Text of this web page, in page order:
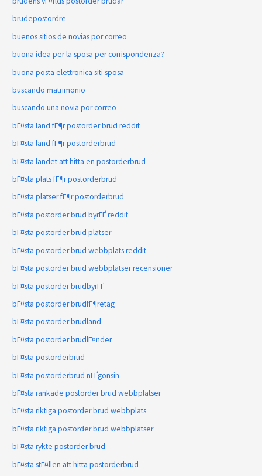
brudepostordre
buenos sitios de novias por correo
buona idea per la sposa per corrispondenza?
buona posta elettronica siti sposa
buscando matrimonio
buscando una novia por correo
bГ¤sta land fГ¶r postorder brud reddit
bГ¤sta land fГ¶r postorderbrud
bГ¤sta landet att hitta en postorderbrud
bГ¤sta plats fГ¶r postorderbrud
bГ¤sta platser fГ¶r postorderbrud
bГ¤sta postorder brud byrГҐ reddit
bГ¤sta postorder brud platser
bГ¤sta postorder brud webbplats reddit
bГ¤sta postorder brud webbplatser recensioner
bГ¤sta postorder brudbyrГҐ
bГ¤sta postorder brudfГ¶retag
bГ¤sta postorder brudland
bГ¤sta postorder brudlГ¤nder
bГ¤sta postorderbrud
bГ¤sta postorderbrud nГҐgonsin
bГ¤sta rankade postorder brud webbplatser
bГ¤sta riktiga postorder brud webbplats
bГ¤sta riktiga postorder brud webbplatser
bГ¤sta rykte postorder brud
bГ¤sta stГ¤llen att hitta postorderbrud